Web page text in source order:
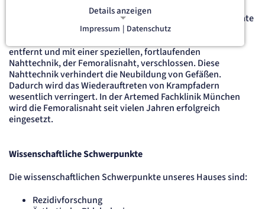
An der Artemed Fachklinik München wurde im Rahmen der
Krossektomie erfolgreich ein Verfahren etabliert, um die Rate
wiederkehrender Krampfadern zu reduzieren: die
entfernt und mit einer speziellen, fortlaufenden
Nahttechnik, der Femoralisnaht, verschlossen. Diese
Nahttechnik verhindert die Neubildung von Gefäßen.
Dadurch wird das Wiederauftreten von Krampfadern
wesentlich verringert. In der Artemed Fachklinik München
wird die Femoralisnaht seit vielen Jahren erfolgreich
eingesetzt.
Wissenschaftliche Schwerpunkte
Die wissenschaftlichen Schwerpunkte unseres Hauses sind:
Rezidivforschung
Details anzeigen
NOTWENDIGE COOKIES
Notwendige Cookies ermöglichen
grundlegende Funktionen und sind für
die einwandfreie Funktion der Website
erforderlich.
etracker Sitzungs-Cookie
Anbieter:
Zweck:
Kunden das Tracking Opt-In ausgespielt wird. Wird auch für ein eventuelles Opt-Out
verwendet.
Impressum | Datenschutz